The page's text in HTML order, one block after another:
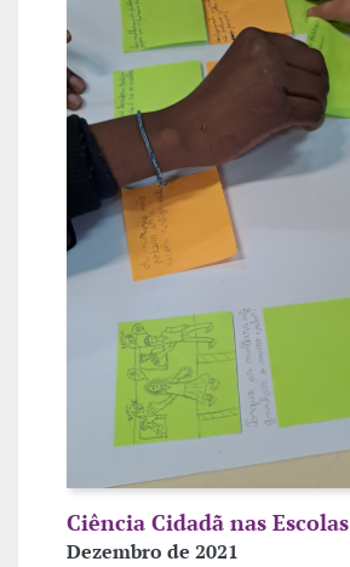
Ciência Cidadã nas Escolas
Dezembro de 2021